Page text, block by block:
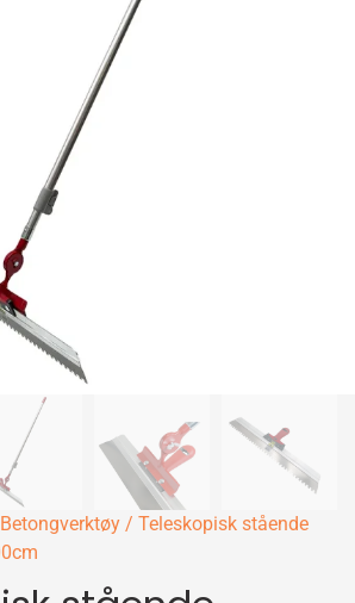
Betongverktøy / Teleskopisk stående